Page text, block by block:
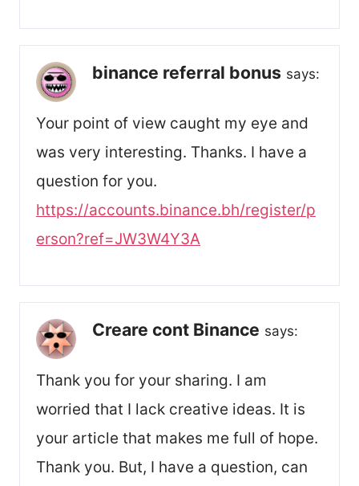
binance referral bonus says:
Your point of view caught my eye and
was very interesting. Thanks. I have a
question for you.
https://accounts.binance.bh/register/p
erson?ref=JW3W4Y3A
Creare cont Binance says:
Thank you for your sharing. I am
worried that I lack creative ideas. It is
your article that makes me full of hope.
Thank you. But, I have a question, can